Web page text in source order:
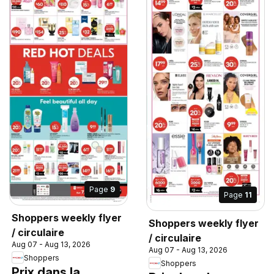
Page 9
Shoppers weekly flyer
/ circulaire
Aug 07 - Aug 13, 2026
Shoppers
Page 11
Shoppers weekly flyer
/ circulaire
Aug 07 - Aug 13, 2026
Shoppers